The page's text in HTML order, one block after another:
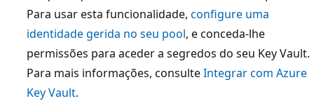
Para usar esta funcionalidade, configure uma
identidade gerida no seu pool, e conceda-lhe
permissões para aceder a segredos do seu Key Vault.
Para mais informações, consulteIntegrar com Azure
Key Vault.